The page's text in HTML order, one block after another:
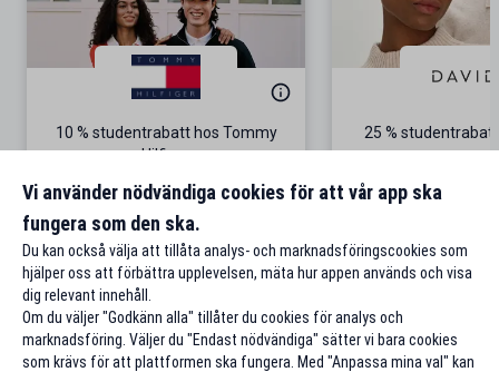
10 % studentrabatt hos Tommy
Hilfiger
Gäller på ordinarie pris
Till rabatten
25 %
Vi använder nödvändiga cookies för att vår app ska
fungera som den ska.
Du kan också välja att tillåta analys- och marknadsföringscookies som
hjälper oss att förbättra upplevelsen, mäta hur appen används och visa
dig relevant innehåll.
Om du väljer "Godkänn alla" tillåter du cookies för analys och
marknadsföring. Väljer du "Endast nödvändiga" sätter vi bara cookies
som krävs för att plattformen ska fungera. Med "Anpassa mina val" kan